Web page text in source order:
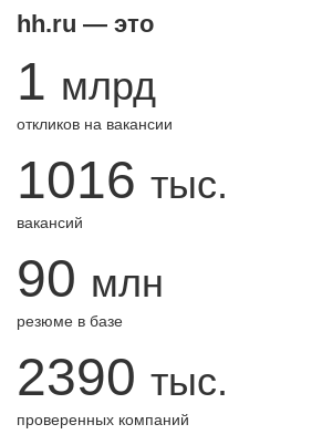
hh.ru — это
1 млрд
откликов на вакансии
1016 тыс.
вакансий
90 млн
резюме в базе
2390 тыс.
проверенных компаний